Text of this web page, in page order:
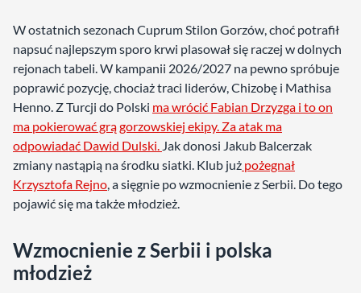
W ostatnich sezonach Cuprum Stilon Gorzów, choć potrafił
napsuć najlepszym sporo krwi plasował się raczej w dolnych
rejonach tabeli. W kampanii 2026/2027 na pewno spróbuje
poprawić pozycję, chociaż traci liderów, Chizobę i Mathisa
Henno. Z Turcji do Polski ma wrócić Fabian Drzyzga i to on
ma pokierować grą gorzowskiej ekipy. Za atak ma
odpowiadać Dawid Dulski. Jak donosi Jakub Balcerzak
zmiany nastąpią na środku siatki. Klub już pożegnał
Krzysztofa Rejno, a sięgnie po wzmocnienie z Serbii. Do tego
pojawić się ma także młodzież.
Wzmocnienie z Serbii i polska
młodzież